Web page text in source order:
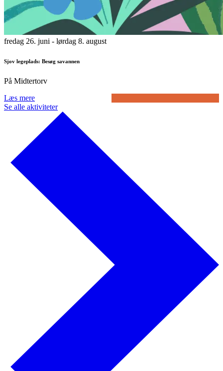
fredag 26. juni - lørdag 8. august
Sjov legeplads: Besøg savannen
På Midtertorv
Læs mere
Se alle aktiviteter